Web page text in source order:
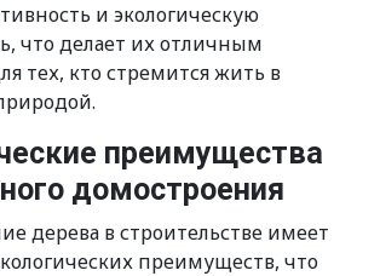
и экологическую
что делает их отличным
тех, кто стремится жить в
преимущества
домостроения
дерева в строительстве имеет
преимуществ, что